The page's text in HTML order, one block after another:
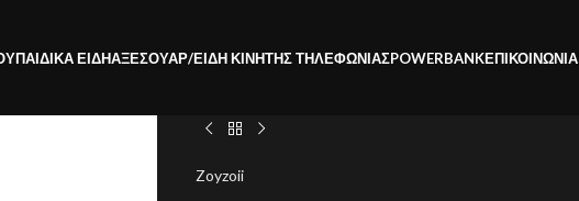
ΠΑΙΔΙΚΑ ΕΙΔΗΑΞΕΣΟΥΑΡ/ΕΙΔΗ ΚΙΝΗΤΗΣ ΤΗΛΕΦΩΝΙΑΣPOWERBANKΕΠΙΚΟΙΝΩΝΊΑ
Zoyzoii